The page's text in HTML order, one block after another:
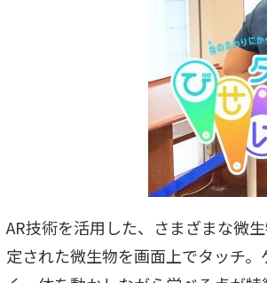
AR技術を活用した、さまざまな微
定された微生物を画面上でタッチ